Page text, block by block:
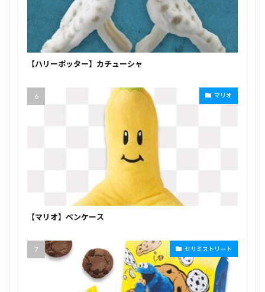
【ハリーポッター】カチューシャ
マリオ
【マリオ】ペンケース
セサミストリート